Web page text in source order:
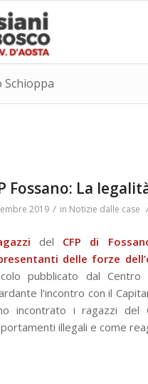
Schioppa
Fossano: La
2019 / in Notizie dalle case
del CFP di
delle forze
pubblicato dal
l’incontro con il
incontrato i ragazzi
illegali e come